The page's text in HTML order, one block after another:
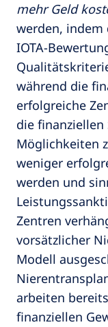
mehr Geld
werden, indem
IOTA-
während die
erfolgreiche
die
Möglichkeiten
weniger
werden und
Zentren
vorsätzlicher
Modell
arbeiten
finanziellen